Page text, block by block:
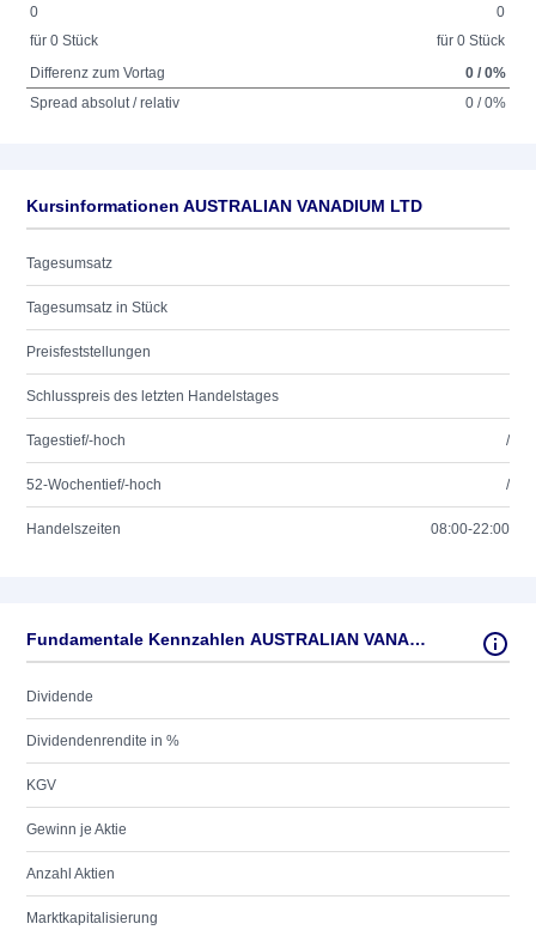
0
für 0 Stück
0
für 0 Stück
Differenz zum Vortag
0 / 0%
Spread absolut / relativ
0 / 0%
Kursinformationen AUSTRALIAN VANADIUM LTD
Tagesumsatz
Tagesumsatz in Stück
Preisfeststellungen
Schlusspreis des letzten Handelstages
Tagestief/-hoch /
52-Wochentief/-hoch /
Handelszeiten 08:00-22:00
Fundamentale Kennzahlen AUSTRALIAN VANADIUM LTD
Dividende
Dividendenrendite in %
KGV
Gewinn je Aktie
Anzahl Aktien
Marktkapitalisierung